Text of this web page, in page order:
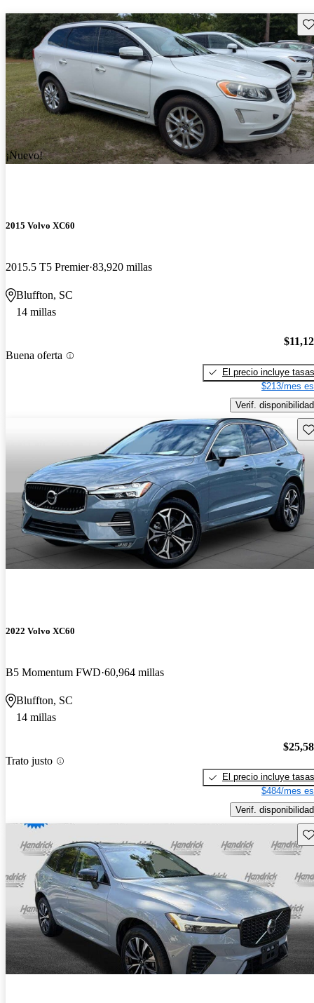
¡Nuevo!
2015 Volvo XC60
2015.5 T5 Premier 83,920 millas
Bluffton, SC
14 millas
Buena oferta
El precio incluye tasas
$213/mes
Verif. disponibilidad
2022 Volvo XC60
B5 Momentum FWD 60,964 millas
Bluffton, SC
14 millas
Trato justo
El precio incluye tasas
$484/mes
Verif. disponibilidad